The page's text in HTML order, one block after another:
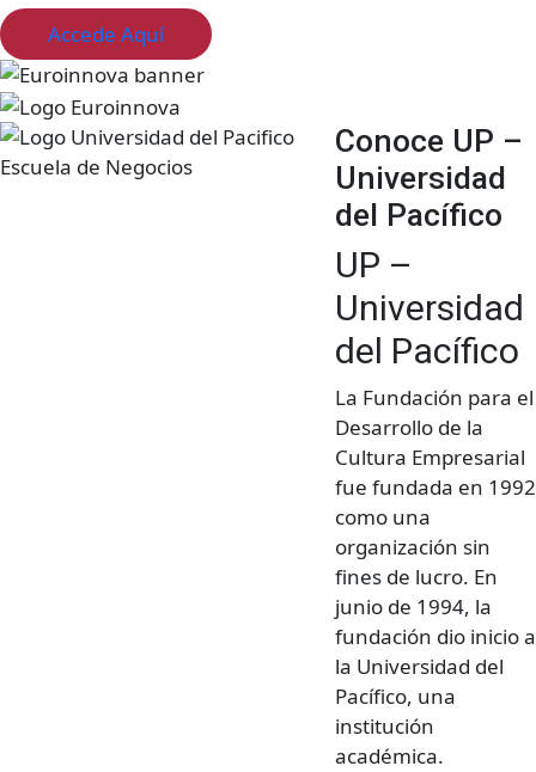
Accede Aquí
Conoce UP –
Universidad
del Pacífico
UP –
Universidad
del Pacífico
La Fundación para el
Desarrollo de la
Cultura Empresarial
fue fundada en 1992
como una
organización sin
fines de lucro. En
junio de 1994, la
fundación dio inicio a
la Universidad del
Pacífico, una
institución
académica.